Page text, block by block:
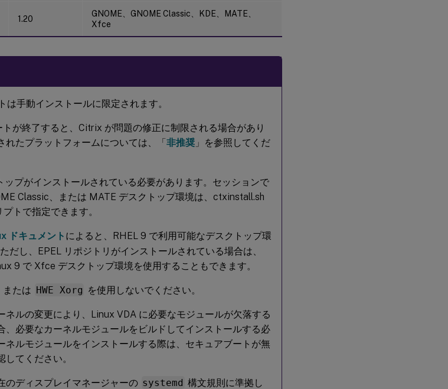
1.20
GNOME、GNOME Classic、KDE、MATE、
Xfce
は手動インストールに限定されます。
が終了すると、Citrix が問題の修正に制限される場合があり
れたプラットフォームについては、「非推奨 」を参照してくだ
ップがインストールされている必要があります。セッションで
Classic、または MATE デスクトップ環境は、ctxinstall.sh
トで指定できます。
ドキュメント によると、RHEL 9 で利用可能なデスクトップ環
だし、EPEL リポジトリがインストールされている場合は、
9 で Xfce デスクトップ環境を使用することもできます。
または HWE Xorg を使用しないでください。
ネルの変更により、Linux VDA に必要なモジュールが欠落する
、必要なカーネルモジュールをビルドしてインストールする必
ネルモジュールをインストールする際は、セキュアブートが無
てください。
のディスプレイマネージャーの systemd 構文規則に準拠し